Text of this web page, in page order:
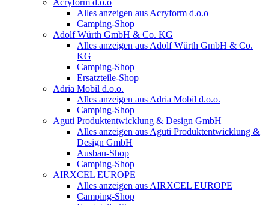
Acryform d.o.o
Alles anzeigen aus Acryform d.o.o
Camping-Shop
Adolf Würth GmbH & Co. KG
Alles anzeigen aus Adolf Würth GmbH & Co.
KG
Camping-Shop
Ersatzteile-Shop
Adria Mobil d.o.o.
Alles anzeigen aus Adria Mobil d.o.o.
Camping-Shop
Aguti Produktentwicklung & Design GmbH
Alles anzeigen aus Aguti Produktentwicklung &
Design GmbH
Ausbau-Shop
Camping-Shop
AIRXCEL EUROPE
Alles anzeigen aus AIRXCEL EUROPE
Camping-Shop